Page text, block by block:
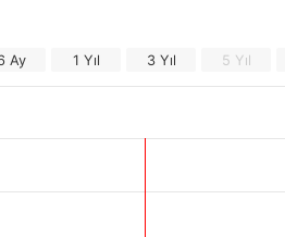
Ay 1 Yıl 3 Yıl 5 Yıl